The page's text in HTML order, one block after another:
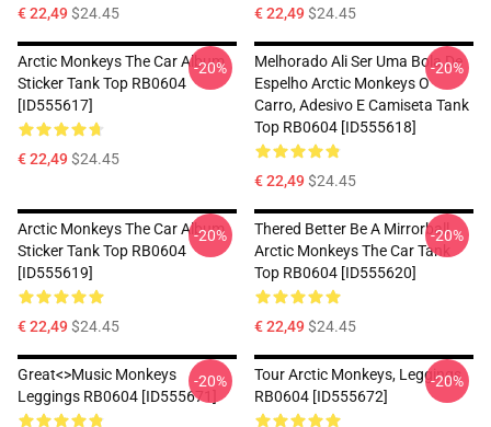
€ 22,49$24.45 € 22,49$24.45
Arctic Monkeys The Car Album
Sticker Tank Top RB0604
[ID555617]
€ 22,49$24.45
-20%
Melhorado Ali Ser Uma Bola De
Espelho Arctic Monkeys O
Carro, Adesivo E Camiseta Tank
Top RB0604 [ID555618]
€ 22,49$24.45
-20%
Arctic Monkeys The Car Album
Sticker Tank Top RB0604
[ID555619]
€ 22,49$24.45
-20%
Thered Better Be A Mirrorball
Arctic Monkeys The Car Tank
Top RB0604 [ID555620]
€ 22,49$24.45
-20%
Great<>music Monkeys
Leggings RB0604 [ID555671]
-20%
Tour Arctic Monkeys, Leggings
RB0604 [ID555672]
-20%